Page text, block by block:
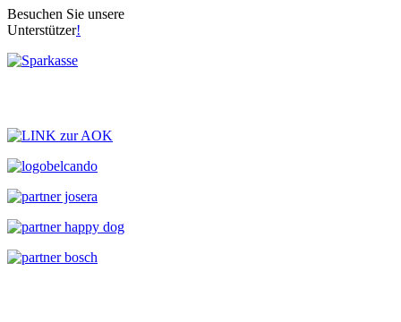
Besuchen Sie unsere
Unterstützer!